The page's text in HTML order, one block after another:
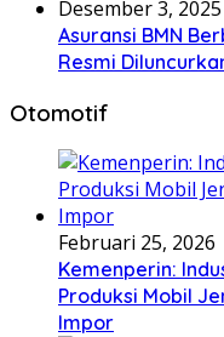
Desember 3, 2025
Asuransi BMN
Resmi
Otomotif
Februari 25, 2026
Kemenperin:
Produksi Mobil
Impor